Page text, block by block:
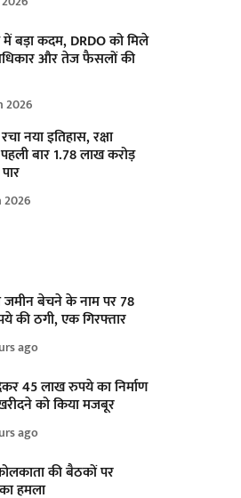
में बड़ा कदम, DRDO को मिले
और तेज फैसलों की
2026
नया इतिहास, रक्षा
बार 1.78 लाख करोड़
2026
जमीन बेचने के नाम पर 78
की ठगी, एक गिरफ्तार
ago
45 लाख रुपये का निर्माण
को किया मजबूर
ago
की बैठकों पर
हमला